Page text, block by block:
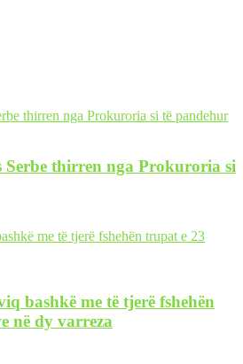
Serbe thirren nga Prokuroria si
bashkë me të tjerë fshehën
në dy varreza